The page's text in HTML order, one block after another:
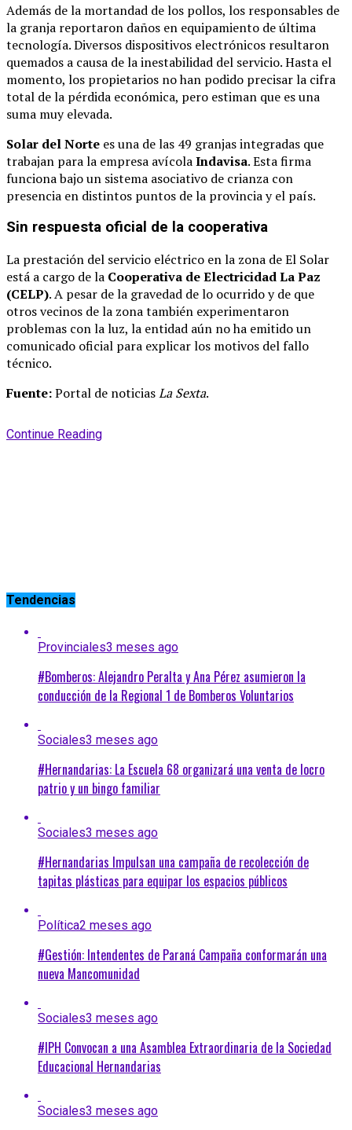
Además de la mortandad de los pollos, los responsables de
la granja reportaron daños en equipamiento de última
tecnología. Diversos dispositivos electrónicos resultaron
quemados a causa de la inestabilidad del servicio. Hasta el
momento, los propietarios no han podido precisar la cifra
total de la pérdida económica, pero estiman que es una
suma muy elevada.
Solar del Norte es una de las 49 granjas integradas que
trabajan para la empresa avícolaIndavisa. Esta firma
funciona bajo un sistema asociativo de crianza con
presencia en distintos puntos de la provincia y el país.
Sin respuesta oficial de la cooperativa
La prestación del servicio eléctrico en la zona de El Solar
está a cargo de la Cooperativa de Electricidad La Paz
(CELP). A pesar de la gravedad de lo ocurrido y de que
otros vecinos de la zona también experimentaron
problemas con la luz, la entidad aún no ha emitido un
comunicado oficial para explicar los motivos del fallo
técnico.
Fuente:Portal de noticiasLa Sexta.
Continue Reading
Tendencias
Provinciales3 meses ago
#Bomberos: Alejandro Peralta y Ana Pérez asumieron la
conducción de la Regional 1 de Bomberos Voluntarios
Sociales3 meses ago
#Hernandarias: La Escuela 68 organizará una venta de locro
patrio y un bingo familiar
Sociales3 meses ago
#Hernandarias Impulsan una campaña de recolección de
tapitas plásticas para equipar los espacios públicos
Política2 meses ago
#Gestión: Intendentes de Paraná Campaña conformarán una
nueva Mancomunidad
Sociales3 meses ago
#IPH Convocan a una Asamblea Extraordinaria de la Sociedad
Educacional Hernandarias
Sociales3 meses ago